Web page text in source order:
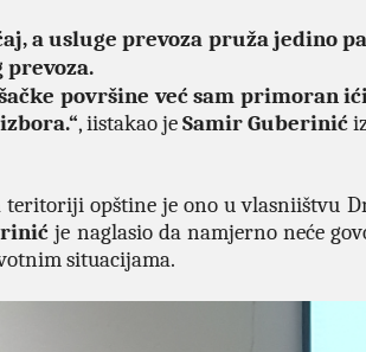
a usluge prevoza pruža jedino
prevoza.
površine već sam primoran
, iistakao jeSamir Guberinić
opštine je ono u vlasniištvu
je naglasio da namjerno neće
situacijama.